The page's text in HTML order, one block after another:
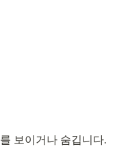
보이거나 숨깁니다.